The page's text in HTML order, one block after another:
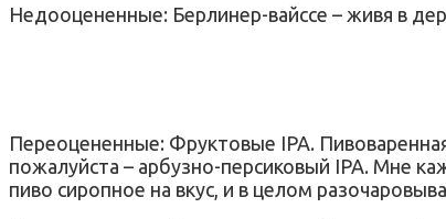
Недооцененные: Берлинер-вайссе – живя в
Переоцененные: Фруктовые IPA.
пожалуйста – арбузно-персиковый IPA. Мне
пиво сиропное на вкус, и в целом